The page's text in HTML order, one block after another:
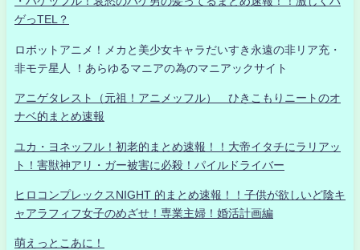
ゲっTEL？
ロボットアニメ！メカと美少女キャラだいすき永遠の非リア充・
非モテ星人 ！あらゆるマニアの為のマニアックサイト
アニゲタレスト（元祖！アニメッフル） ひきこもりニートのオ
ナベ的まとめ速報
ユカ・ヨネッフル！初老的まとめ速報！！大帝イタチにラリアッ
ト！害獣神アリ・ガー被害に必殺！パイルドライバー
ヒロコンプレックスNIGHT 的まとめ速報！！子供が欲しいど陰キ
ャアラフィフ女子のめざせ！専業主婦！婚活計画編
萌えっとこあに！